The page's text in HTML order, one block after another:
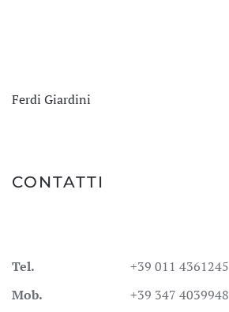
Ferdi Giardini
CONTATTI
Tel.
+39 011 4361245
Mob.
+39 347 4039948